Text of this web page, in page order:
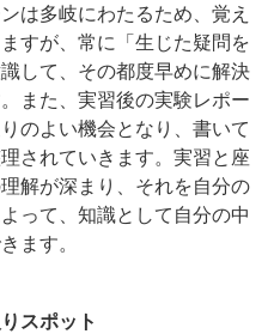
は多岐にわたるため、覚え
すが、常に「生じた疑問を
して、その都度早めに解決
また、実習後の実験レポー
のよい機会となり、書いて
されていきます。実習と座
解が深まり、それを自分の
って、知識として自分の中
ます。
スポット